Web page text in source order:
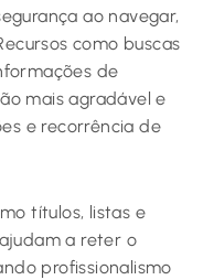
ao navegar,
como buscas
de
mais agradável e
e recorrência de
títulos, listas e
a reter o
profissionalismo